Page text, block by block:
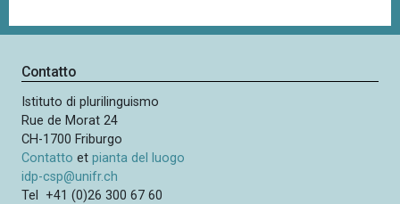
Contatto
Istituto di plurilinguismo
Rue de Morat 24
CH-1700 Friburgo
Contatto etpianta del luogo
idp-csp@unifr.ch
Tel +41 (0)26 300 67 60